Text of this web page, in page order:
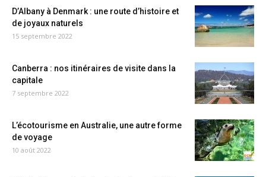
D’Albany à Denmark : une route d’histoire et
de joyaux naturels
15 septembre 2022
Canberra : nos itinéraires de visite dans la
capitale
7 septembre 2022
L’écotourisme en Australie, une autre forme
de voyage
10 août 2022